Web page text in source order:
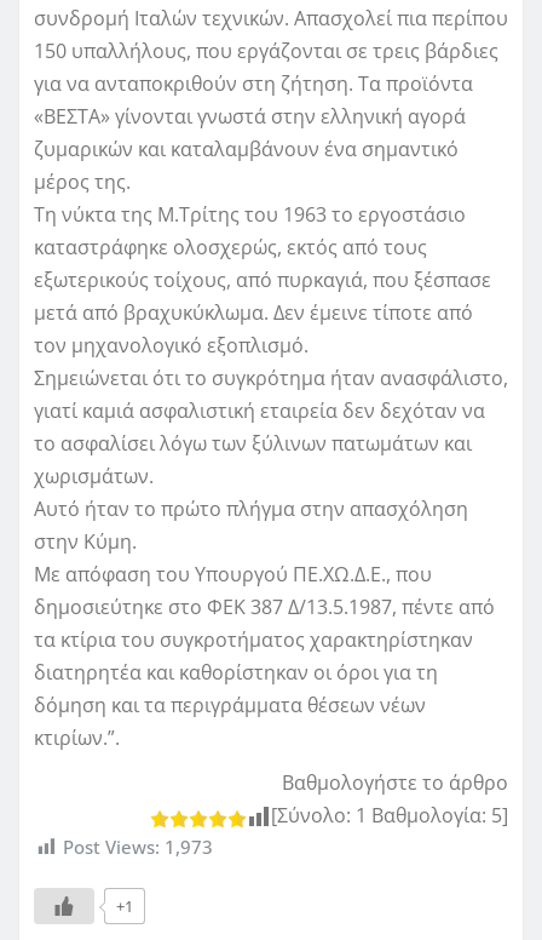
συνδρομή Ιταλών τεχνικών. Απασχολεί πια περίπου
150 υπαλλήλους, που εργάζονται σε τρεις βάρδιες
για να ανταποκριθούν στη ζήτηση. Τα προϊόντα
«ΒΕΣΤΑ» γίνονται γνωστά στην ελληνική αγορά
ζυμαρικών και καταλαμβάνουν ένα σημαντικό
μέρος της.
Τη νύκτα της Μ.Τρίτης του 1963 το εργοστάσιο
καταστράφηκε ολοσχερώς, εκτός από τους
εξωτερικούς τοίχους, από πυρκαγιά, που ξέσπασε
μετά από βραχυκύκλωμα. Δεν έμεινε τίποτε από
τον μηχανολογικό εξοπλισμό.
Σημειώνεται ότι το συγκρότημα ήταν ανασφάλιστο,
γιατί καμιά ασφαλιστική εταιρεία δεν δεχόταν να
το ασφαλίσει λόγω των ξύλινων πατωμάτων και
χωρισμάτων.
Αυτό ήταν το πρώτο πλήγμα στην απασχόληση
στην Κύμη.
Με απόφαση του Υπουργού ΠΕ.ΧΩ.Δ.Ε., που
δημοσιεύτηκε στο ΦΕΚ 387 Δ/13.5.1987, πέντε από
τα κτίρια του συγκροτήματος χαρακτηρίστηκαν
διατηρητέα και καθορίστηκαν οι όροι για τη
δόμηση και τα περιγράμματα θέσεων νέων
κτιρίων.”.
Βαθμολογήστε το άρθρο
[Σύνολο: 1 Βαθμολογία: 5]
Post Views: 1,973
+1